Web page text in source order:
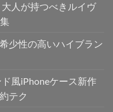
人が持つべきルイヴ
少性の高いハイブラン
風iPhoneケース新作
テク